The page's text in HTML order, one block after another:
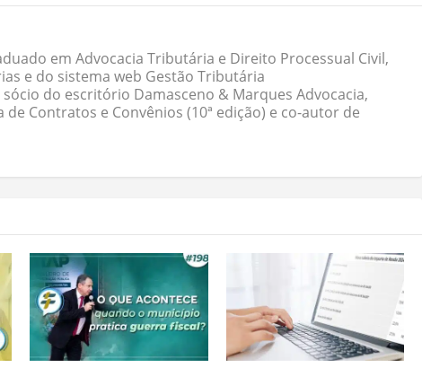
em Advocacia Tributária e Direito Processual Civil,
e do sistema web Gestão Tributária
do escritório Damasceno & Marques Advocacia,
Contratos e Convênios (10ª edição) e co-autor de